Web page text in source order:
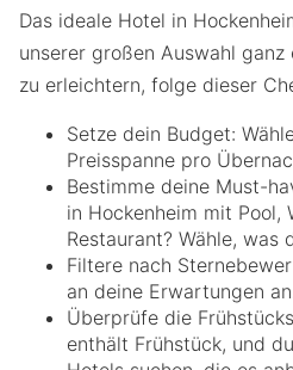
Das ideale Hotel in
unserer großen Auswahl
zu erleichtern, folge dieser
Setze dein Budget:
Preisspanne pro
Bestimme deine Must-
in Hockenheim mit Pool,
Restaurant? Wähle,
Filtere nach
an deine Erwartungen
Überprüfe die
enthält Frühstück, und